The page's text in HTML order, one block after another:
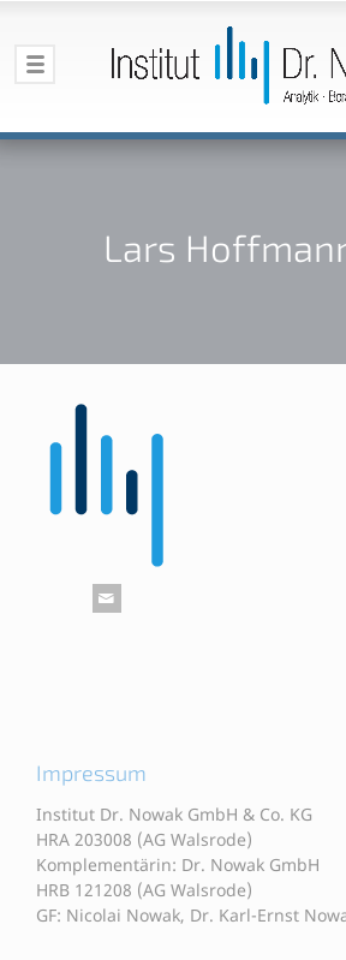
Lars
Impressum
Institut Dr. Nowak GmbH & Co. KG
HRA 203008 (AG Walsrode)
Komplementärin: Dr. Nowak GmbH
HRB 121208 (AG Walsrode)
GF: Nicolai Nowak, Dr. Karl-Ernst